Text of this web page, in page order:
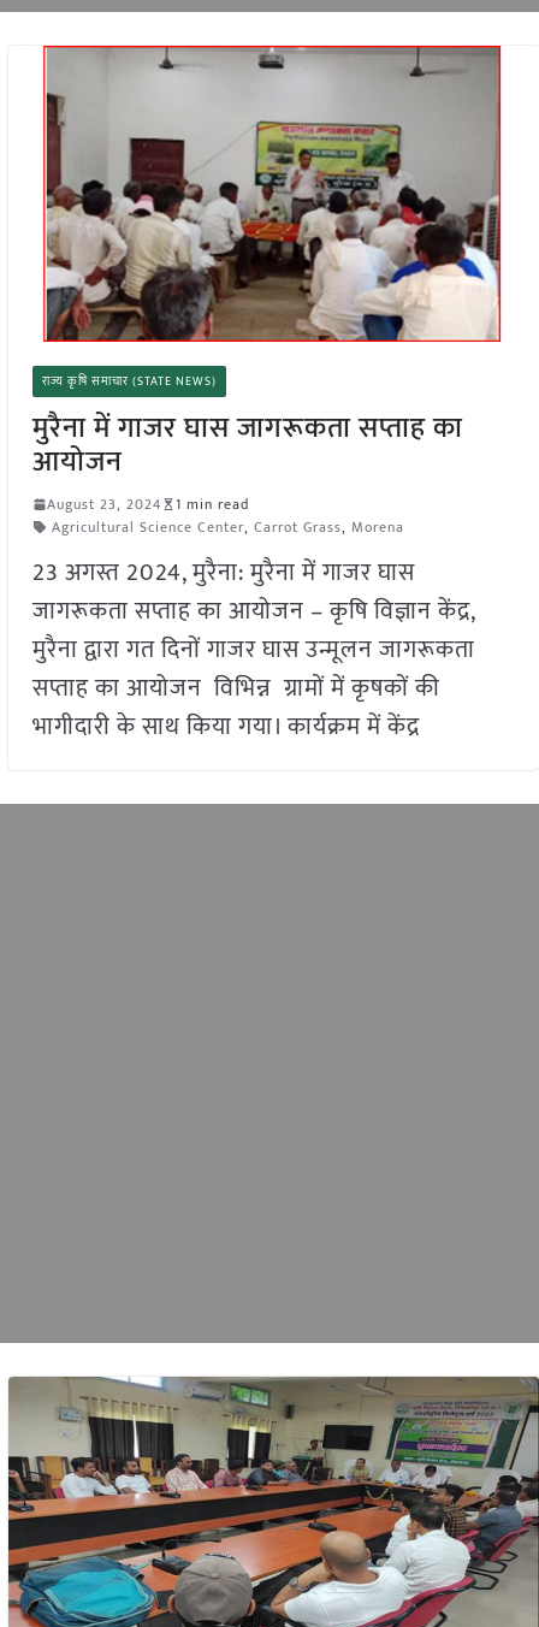
राज्य कृषि समाचार (STATE NEWS)
मुरैना में गाजर घास जागरूकता सप्ताह का
आयोजन
August 23, 2024
1 min read
Agricultural Science Center, Carrot Grass, Morena
23 अगस्त 2024, मुरैना: मुरैना में गाजर घास
जागरूकता सप्ताह का आयोजन – कृषि विज्ञान केंद्र,
मुरैना द्वारा गत दिनों गाजर घास उन्मूलन जागरूकता
सप्ताह का आयोजन विभिन्न ग्रामों में कृषकों की
भागीदारी के साथ किया गया। कार्यक्रम में केंद्र